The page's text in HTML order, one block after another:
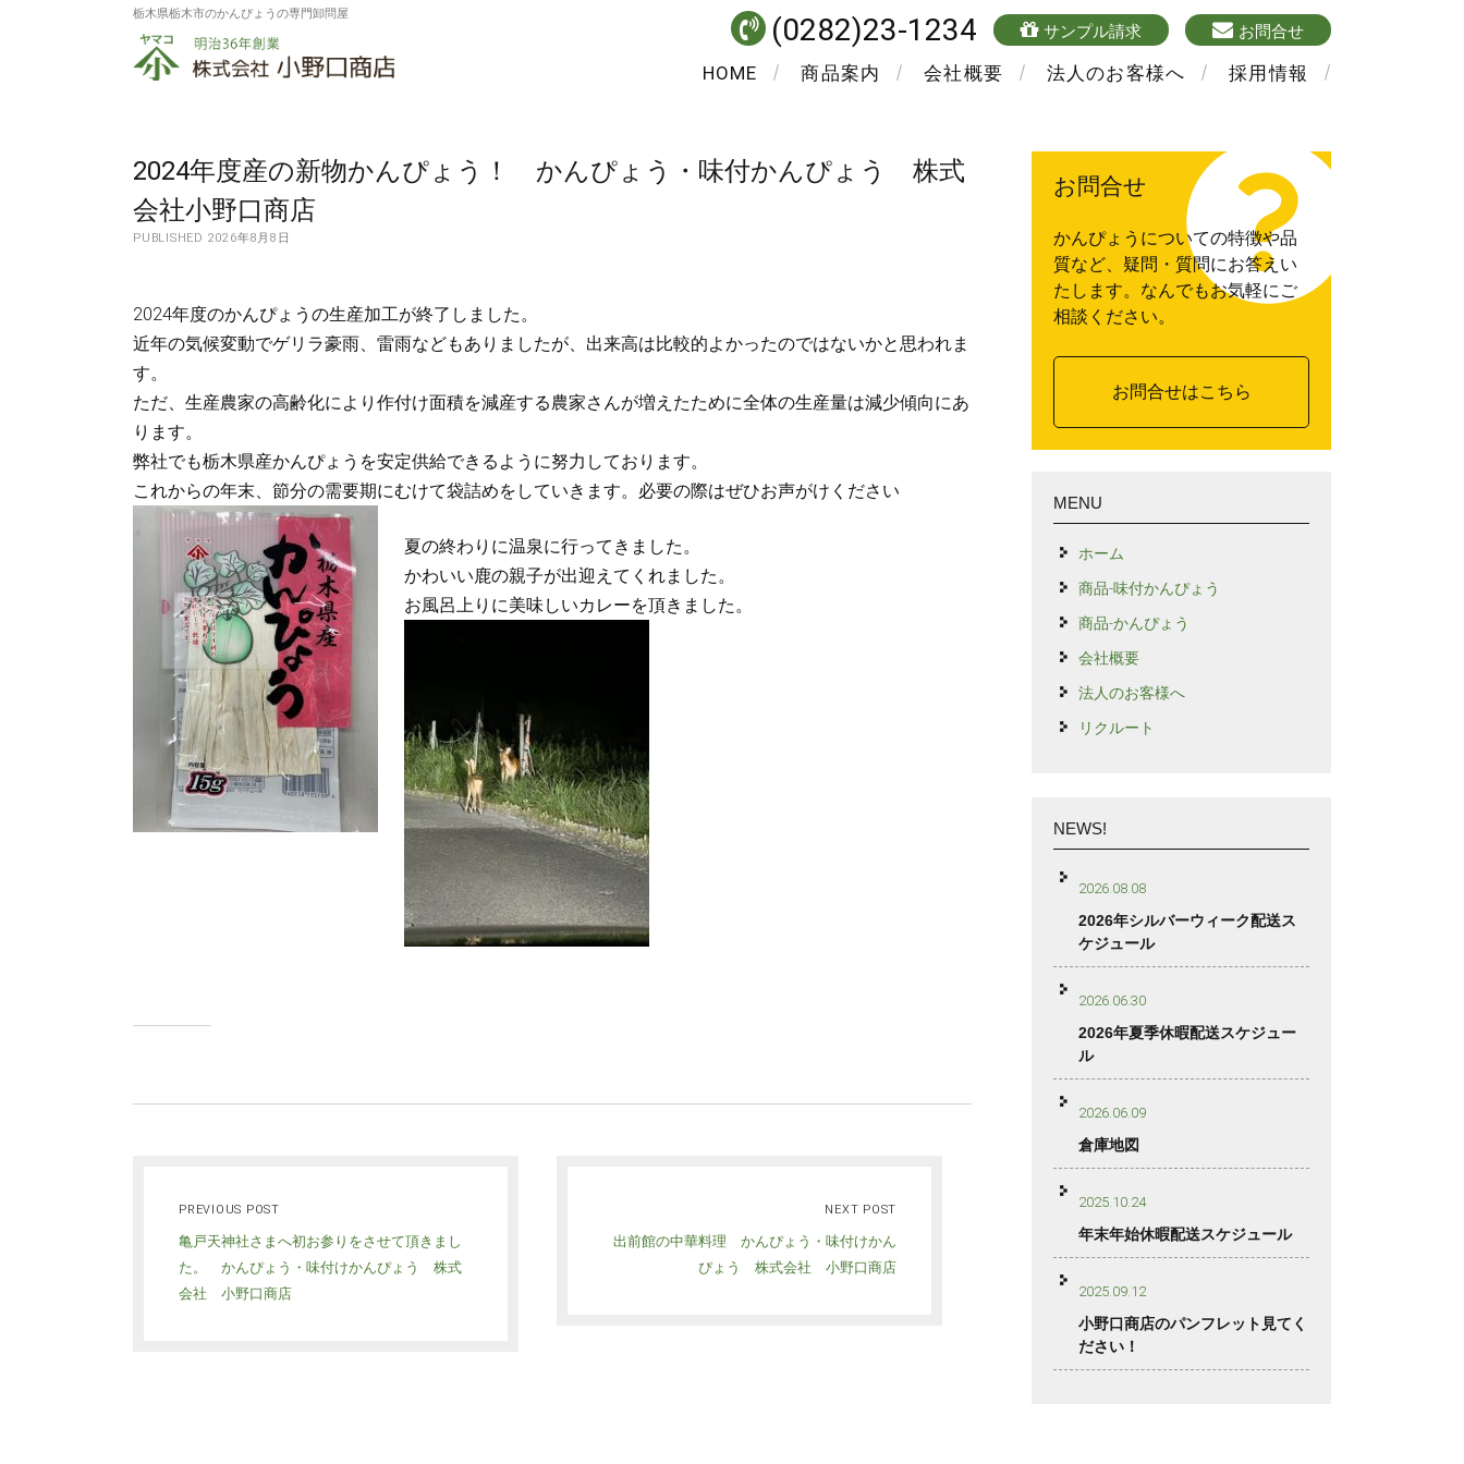
栃木県栃木市のかんぴょうの専門卸問屋
株
社
小
野
商
店
HOME 商品案内 会社概要 法人のお客様へ 採用情報
(0282)23-1234 sample
サンプル請求 mailform
お問合せ
2024年度産の新物かんぴょう！ かんぴょう・味付かんぴょう 株式
会社小野口商店
PUBLISHED 2026年8月8日
2024年度のかんぴょうの生産加工が終了しました。
近年の気候変動でゲリラ豪雨、雷雨などもありましたが、出来高は比較的よかったのではないかと思われま
す。
ただ、生産農家の高齢化により作付け面積を減産する農家さんが増えたために全体の生産量は減少傾向にあ
ります。
弊社でも栃木県産かんぴょうを安定供給できるように努力しております。
これからの年末、節分の需要期にむけて袋詰めをしていきます。必要の際はぜひお声がけください
夏の終わりに温泉に行ってきました。
かわいい鹿の親子が出迎えてくれました。
お風呂上りに美味しいカレーを頂きました。
PREVIOUS POST
亀戸天神社さまへ初お参りをさせて頂きまし
た。 かんぴょう・味付けかんぴょう 株式
会社 小野口商店
NEXT POST
出前館の中華料理 かんぴょう・味付けかん
ぴょう 株式会社 小野口商店
お問合せ
かんぴょうについての特徴や品
質など、疑問・質問にお答えい
たします。なんでもお気軽にご
相談ください。
お問合せはこちら
MENU
ホーム
商品-味付かんぴょう
商品-かんぴょう
会社概要
法人のお客様へ
リクルート
NEWS!
2026.08.08
2026年シルバーウィーク配送ス
ケジュール
2026.06.30
2026年夏季休暇配送スケジュー
ル
2026.06.09
倉庫地図
2025.10.24
年末年始休暇配送スケジュール
2025.09.12
小野口商店のパンフレット見てく
ださい！